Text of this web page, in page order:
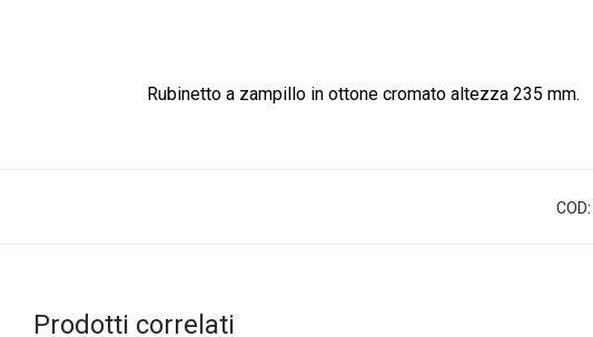
Rubinetto a zampillo in ottone cromato altezza 235 mm.
COD:
Prodotti correlati